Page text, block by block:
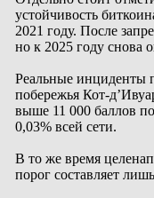
устойчивость
2021 году. После
но к 2025 году снова
Реальные инциденты
побережья Кот-
выше 11 000 баллов
0,03% всей сети.
В то же время
порог составляет